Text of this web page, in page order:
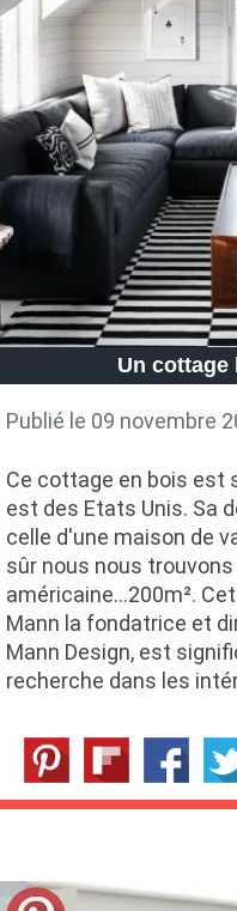
Un cottage
Publié le 09 novembre
Ce cottage en bois est
est des Etats Unis. Sa
celle d'une maison de
sûr nous nous
américaine...200m².
Mann la fondatrice et
Mann Design, est
recherche dans les